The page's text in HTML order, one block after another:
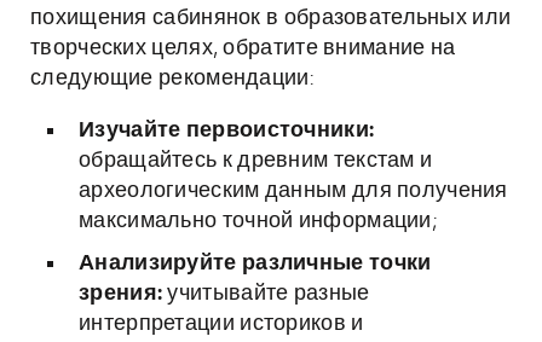
похищения сабинянок в образовательных или
творческих целях, обратите внимание на
следующие рекомендации:
Изучайте первоисточники:
обращайтесь к древним текстам и
археологическим данным для получения
максимально точной информации;
Анализируйте различные точки
зрения: учитывайте разные
интерпретации историков и